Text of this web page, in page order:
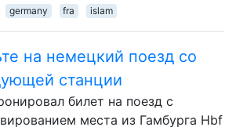
germany fra islam
на немецкий поезд со
станции
билет на поезд с
места из Гамбурга Hbf